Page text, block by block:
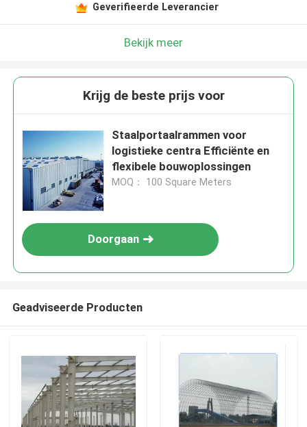
Geverifieerde Leverancier
Bekijk meer
Krijg de beste prijs voor
Staalportaalrammen voor
logistieke centra Efficiënte en
flexibele bouwoplossingen
MOQ： 100 Square Meters
Doorgaan
Geadviseerde Producten